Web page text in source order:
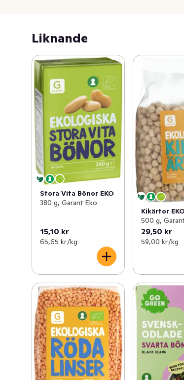
Liknande
Stora Vita Bönor EKO
380 g, Garant Eko
15,10 kr
65,65 kr /kg
Kikärtor EKO
500 g,
29,50 kr
59,00 kr /kg